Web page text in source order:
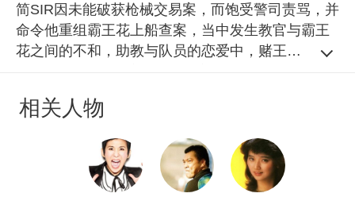
简SIR因未能破获枪械交易案，而饱受警司责骂，并
命令他重组霸王花上船查案，当中发生教官与霸王
花之间的不和，助教与队员的恋爱中，赌王争霸
赢得巨款，将船改为皇家赌船，而所得的利润作为
相关人物